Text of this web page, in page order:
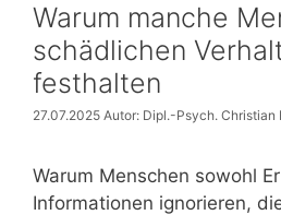
Warum manche
schädlichen
festhalten
27.07.2025 Autor: Dipl.-Psych. Christian
Warum Menschen sowohl
Informationen ignorieren,